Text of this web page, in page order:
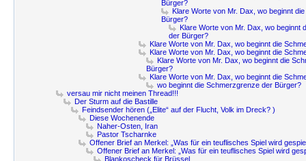
Bürger?
Klare Worte von Mr. Dax, wo beginnt
Bürger?
Klare Worte von Mr. Dax, wo beginnt
der Bürger?
Klare Worte von Mr. Dax, wo beginnt die
Klare Worte von Mr. Dax, wo beginnt die
Klare Worte von Mr. Dax, wo beginnt die
Bürger?
Klare Worte von Mr. Dax, wo beginnt die
wo beginnt die Schmerzgrenze der Bürger?
versau mir nicht meinen Thread!!!
Der Sturm auf die Bastille
Feindsender hören („Elite“ auf der Flucht, Volk im Dreck? )
Diese Wochenende
Naher-Osten, Iran
Pastor Tscharnke
Offener Brief an Merkel: „Was für ein teuflisches Spiel wird
Offener Brief an Merkel: „Was für ein teuflisches Spiel wird
Blankoscheck für Brüssel